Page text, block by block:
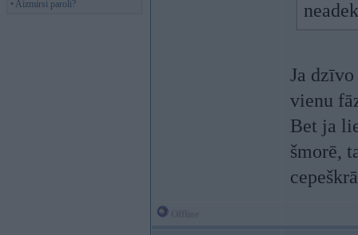
• Aizmirsi paroli?
Ja
vienu
Bet ja
šmorē,